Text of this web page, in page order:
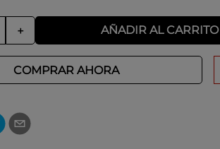
＋ AÑADIR AL CARRITO
COMPRAR AHORA